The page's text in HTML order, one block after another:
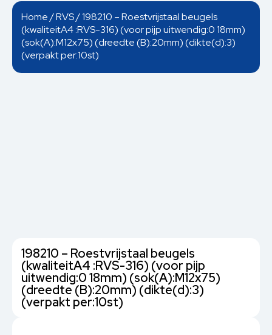
Home/RVS/ 198210 – Roestvrijstaal beugels
(kwaliteitA4 :RVS-316) (voor pijp uitwendig:0 18mm)
(sok(A):M12x75) (dreedte (B):20mm) (dikte(d):3)
(verpakt per:10st)
198210 – Roestvrijstaal beugels
(kwaliteitA4 :RVS-316) (voor pijp
uitwendig:0 18mm) (sok(A):M12x75)
(dreedte (B):20mm) (dikte(d):3)
(verpakt per:10st)